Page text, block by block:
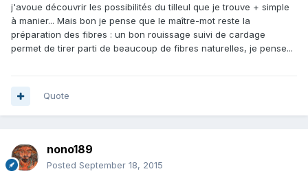
j'avoue découvrir les possibilités du tilleul que je trouve + simple
à manier... Mais bon je pense que le maître-mot reste la
préparation des fibres : un bon rouissage suivi de cardage
permet de tirer parti de beaucoup de fibres naturelles, je pense...
Quote
nono189
Posted September 18, 2015